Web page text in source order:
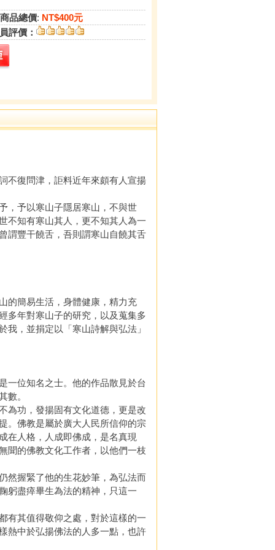
商品總價: NT$400元
評價：
復問津，詎料近年來頗有人宣揚
予以寒山子隱居寒山，不與世
不知有寒山其人，更不知其人為一
謂豐干饒舌，吾則謂寒山自饒其舌
簡易生活，身體健康，精力充
多年對寒山子的研究，以及蒐集多
，並捐定以「寒山詩解與弘法」
位知名之士。他的作品散見於台
數。
功，發揚固有文化道德，更是改
。佛教是屬於廣大人民所信仰的宗
在人格，人成即佛成，是名真現
聞的佛教文化工作者，以他們一枝
握緊了他的生花妙筆，為弘法而
躬盡瘁畢生為法的精神，只這一
其值得敬仰之處，對於這樣的一
熱中於弘揚佛法的人多一點，也許